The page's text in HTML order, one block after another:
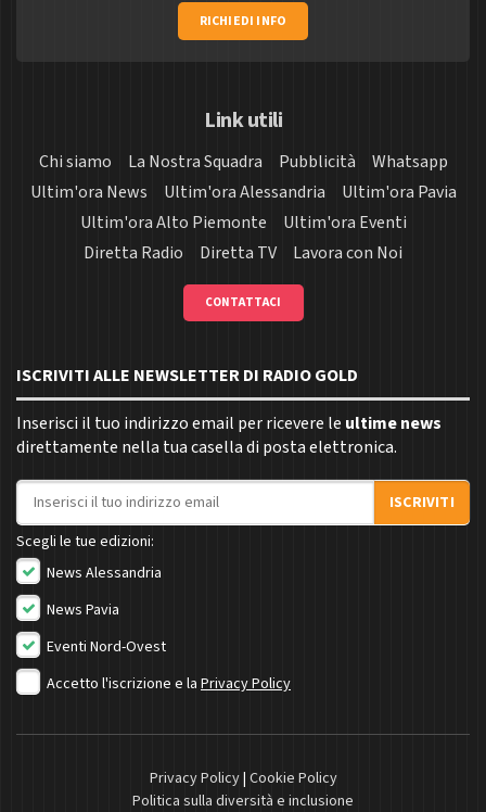
RICHIEDI INFO
Link utili
Chi siamo La Nostra Squadra Pubblicità
Whatsapp
Ultim'ora News
Ultim'ora Alessandria
Ultim'ora Pavia
Ultim'ora Alto Piemonte
Ultim'ora Eventi
Diretta Radio
Diretta TV Lavora con Noi
CONTATTACI
ISCRIVITI ALLE NEWSLETTER DI RADIO GOLD
Inserisci il tuo indirizzo email per ricevere le ultime news
direttamente nella tua casella di posta elettronica.
Indirizzo email
ISCRIVITI
Scegli le tue edizioni:
News Alessandria
News Pavia
Eventi Nord-Ovest
Accetto l'iscrizione e la Privacy Policy
Privacy Policy| Cookie Policy
Politica sulla diversità e inclusione